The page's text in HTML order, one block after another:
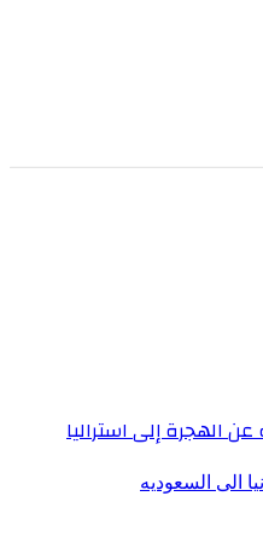
الهجرة إلى استراليا